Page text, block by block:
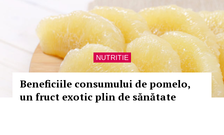
NUTRITIE
Beneficiile consumului de pomelo,
un fruct exotic plin de sănătate